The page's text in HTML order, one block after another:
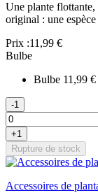
Une plante flottante,
original : une
Prix :11,99 €
Bulbe
Bulbe 11,99 €
-1
+1
Rupture de stock
Accessoires de